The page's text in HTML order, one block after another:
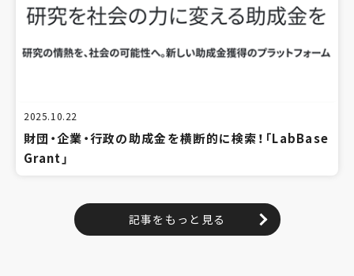
2025.10.22
財団・企業・行政の助成金を横断的に検索！「LabBase
Grant」
記事をもっと見る